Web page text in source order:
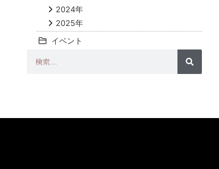
2024年
2025年
イベント